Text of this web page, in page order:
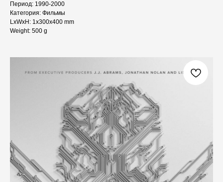
Период: 1990-2000
Категория: Фильмы
LxWxH: 1x300x400 mm
Weight: 500 g